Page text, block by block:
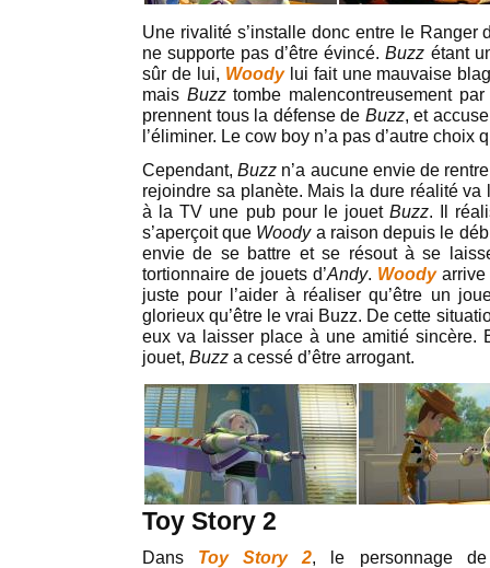
Une rivalité s’installe donc entre le Ranger
ne supporte pas d’être évincé.Buzz étant
sûr de lui, Woodylui fait une mauvaise
mais Buzztombe malencontreusement
prennent tous la défense de Buzz, et
l’éliminer. Le cow boy n’a pas d’autre choix
Cependant,Buzz n’a aucune envie de
rejoindre sa planète. Mais la dure réalité
à la TV une pub pour le jouetBuzz. Il
s’aperçoit que Woodya raison depuis le
envie de se battre et se résout à se
tortionnaire de jouets d’Andy. Woodyarrive
juste pour l’aider à réaliser qu’être un
glorieux qu’être le vrai Buzz. De cette
eux va laisser place à une amitié sincère.
jouet, Buzz a cessé d’être arrogant.
Toy Story 2
Dans Toy Story 2, le personnage